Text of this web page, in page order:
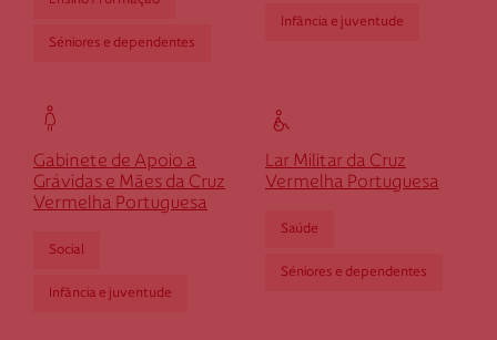
Se pretender optar por outro montante, indique-o aqui (p.e. 80)
4850-311 Rossas
drossas@cruzvermelha.org.pt
Séniores e dependentes
Infância e juventude
Gabinete de Apoio a
Grávidas e Mães da Cruz
Vermelha Portuguesa
Social
Infância e juventude
Lar Militar da Cruz
Vermelha Portuguesa
Saúde
Séniores e dependentes